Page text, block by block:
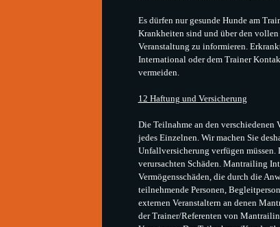
Es dürfen nur gesunde Hunde am
Krankheiten sind und über den
Veranstaltung zu informieren.
International oder dem Trainer
vermeiden.
12 Haftung und Versicherung
Die Teilnahme an den verschiedenen
jedes Einzelnen. Wir machen Sie
Unfallversicherung verfügen
verursachten Schäden. Mantrailing
Vermögensschäden, die durch die
teilnehmende Personen,
externen Veranstaltern an denen
der Trainer/Referenten von